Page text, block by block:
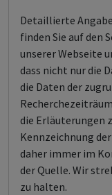
Detaillierte
finden Sie auf den
unserer Webseite
dass nicht nur die
die Daten der
die Erläuterungen
Kennzeichnung
daher immer im
der Quelle. Wir
zu halten.